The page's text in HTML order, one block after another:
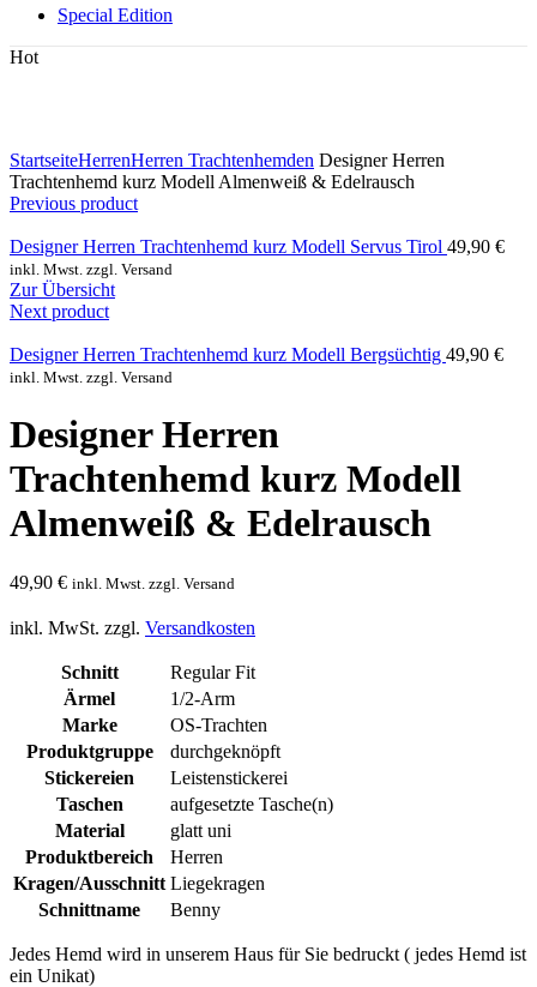
Special Edition
Hot
StartseiteHerrenHerren Trachtenhemden Designer Herren
Trachtenhemd kurz Modell Almenweiß & Edelrausch
Previous product
Designer Herren Trachtenhemd kurz Modell Servus Tirol 49,90 €
inkl. Mwst. zzgl. Versand
Zur Übersicht
Next product
Designer Herren Trachtenhemd kurz Modell Bergsüchtig 49,90 €
inkl. Mwst. zzgl. Versand
Designer Herren
Trachtenhemd kurz Modell
Almenweiß & Edelrausch
49,90 € inkl. Mwst. zzgl. Versand
inkl. MwSt. zzgl. Versandkosten
Schnitt
Regular Fit
Ärmel
1/2-Arm
Marke
OS-Trachten
Produktgruppe
durchgeknöpft
Stickereien
Leistenstickerei
Taschen
aufgesetzte Tasche(n)
Material
glatt uni
Produktbereich
Herren
Kragen/Ausschnitt Liegekragen
Schnittname
Benny
Jedes Hemd wird in unserem Haus für Sie bedruckt ( jedes Hemd ist
ein Unikat)